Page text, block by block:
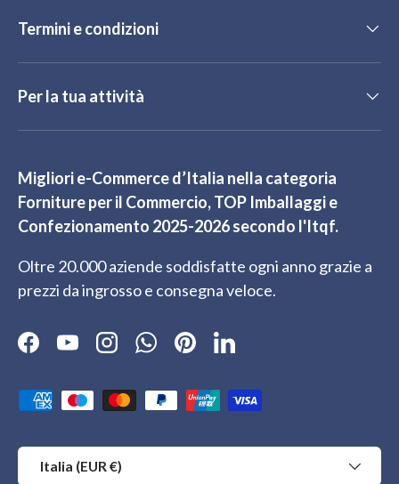
Termini e condizioni
Per la tua attività
Migliori e-Commerce d’Italia nella categoria
Forniture per il Commercio, TOP Imballaggi e
Confezionamento 2025-2026 secondo l'Itqf.
Oltre 20.000 aziende soddisfatte ogni anno grazie a
prezzi da ingrosso e consegna veloce.
Facebook
YouTubeInstagramWhatsApp
PinterestLinkedIn
Metodi di pagamento accettati
Paese/Regione
Italia (EUR €)